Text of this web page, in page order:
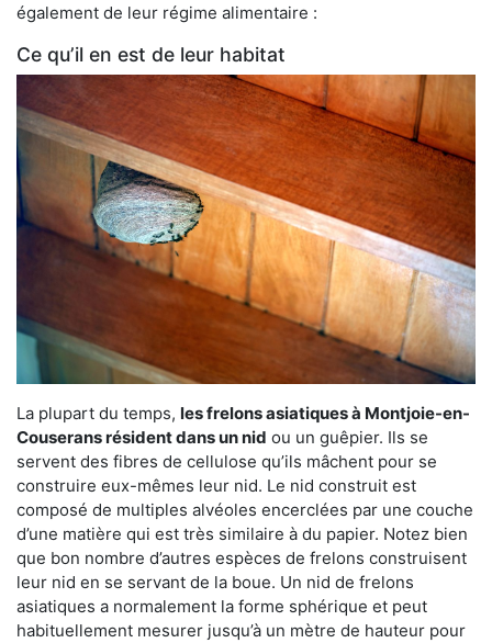
également de leur régime alimentaire :
Ce qu’il en est de leur habitat
La plupart du temps, les frelons asiatiques à Montjoie-en-
Couserans résident dans un nid ou un guêpier. Ils se
servent des fibres de cellulose qu’ils mâchent pour se
construire eux-mêmes leur nid. Le nid construit est
composé de multiples alvéoles encerclées par une couche
d’une matière qui est très similaire à du papier. Notez bien
que bon nombre d’autres espèces de frelons construisent
leur nid en se servant de la boue. Un nid de frelons
asiatiques a normalement la forme sphérique et peut
habituellement mesurer jusqu’à un mètre de hauteur pour